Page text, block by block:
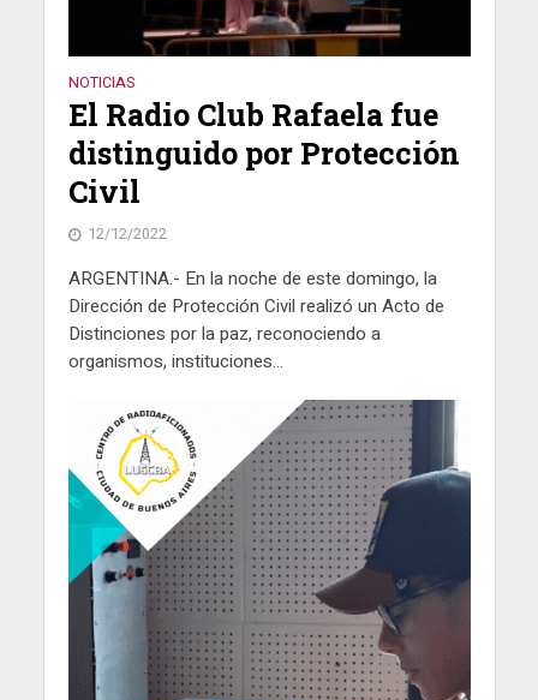
NOTICIAS
El Radio Club Rafaela fue
distinguido por Protección
Civil
12/12/2022
ARGENTINA.- En la noche de este domingo, la
Dirección de Protección Civil realizó un Acto de
Distinciones por la paz, reconociendo a
organismos, instituciones...